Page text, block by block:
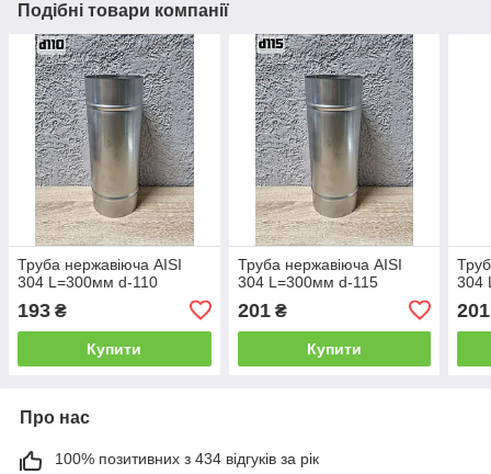
Подібні товари компанії
Труба нержавіюча AISI
304 L=300мм d-110
193 ₴
Купити
Труба нержавіюча AISI
304 L=300мм d-115
201₴
Купити
304
201
Про нас
100% позитивних з 434 відгуків за рік